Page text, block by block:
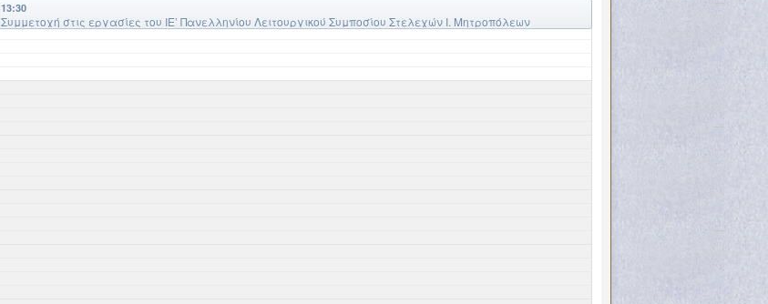
13:30
Συμμετοχή στις εργασίες του ΙΕ’ Πανελληνίου Λειτουργικού Συμποσίου Στελεχών Ι. Μητροπόλεων